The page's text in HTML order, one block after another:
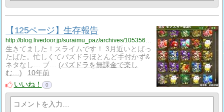
【125ページ】生存報告
http://blog.livedoor.jp/suraimu_paz/archives/1053563258.html
生きてました！スライムです！ 3月近いとばっ
たばた。忙しくてパズドラほとんど手付かず&
ネタなし… ブ…
パズドラを無課金で楽し
む…
10年前
いいね！
0